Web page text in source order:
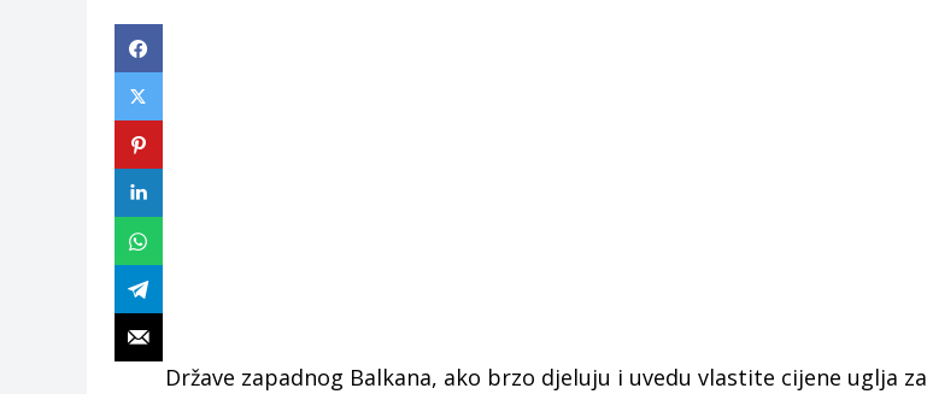
Države zapadnog Balkana, ako brzo djeluju i uvedu vlastite cijene uglja za